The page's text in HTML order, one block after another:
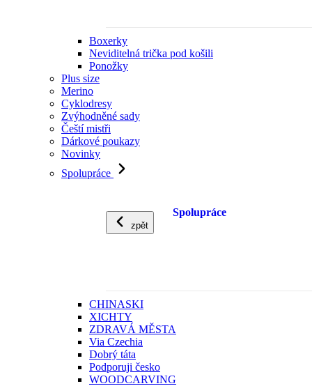
Boxerky
Neviditelná trička pod košili
Ponožky
Plus size
Merino
Cyklodresy
Zvýhodněné sady
Čeští mistři
Dárkové poukazy
Novinky
Spolupráce
zpět
Spolupráce
CHINASKI
XICHTY
ZDRAVÁ MĚSTA
Via Czechia
Dobrý táta
Podporuji česko
WOODCARVING